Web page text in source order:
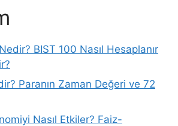
BIST 100 Nasıl Hesaplanır
Paranın Zaman Değeri ve 72
Nasıl Etkiler? Faiz-